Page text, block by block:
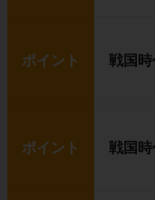
ポイント 戦国時
ポイント 戦国時